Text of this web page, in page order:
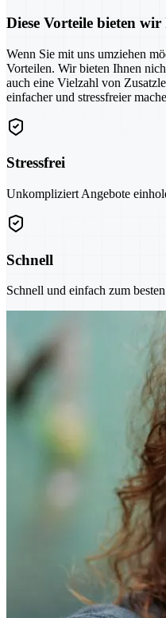
Diese Vorteile bieten wir
Wenn Sie mit uns umziehen
Vorteilen. Wir bieten Ihnen
auch eine Vielzahl von
einfacher und stressfreier
Stressfrei
Unkompliziert Angebote
Schnell
Schnell und einfach zum